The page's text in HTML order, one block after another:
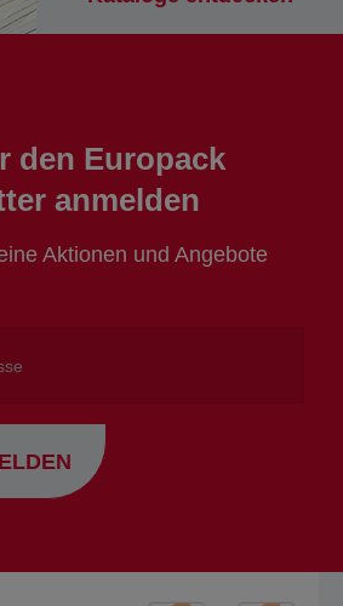
den Europack
anmelden
Aktionen und Angebote